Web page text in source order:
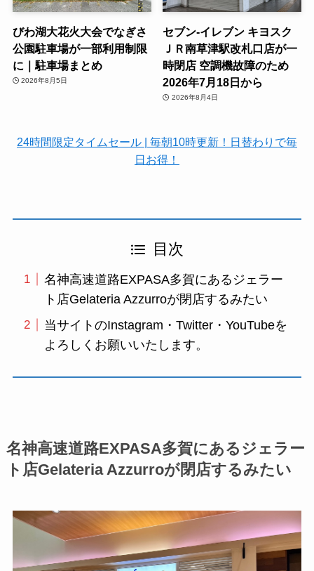
びわ湖大花火大会でなぎさ
公園駐車場が一部利用制限
に｜駐車場まとめ
2026年8月5日
セブン-イレブン キヨスク
ＪＲ南草津駅改札口店が一
時閉店 空調機故障のため
2026年7月18日から
2026年8月4日
24時間限定タイムセール | 毎朝10時更新！日替わりで毎
日お得！
目次
名神高速道路EXPASA多賀にあるジェラー
ト店Gelateria Azzurroが閉店するみたい
当サイトのInstagram・Twitter・YouTubeを
よろしくお願いいたします。
名神高速道路EXPASA多賀にあるジェラー
ト店Gelateria Azzurroが閉店するみたい